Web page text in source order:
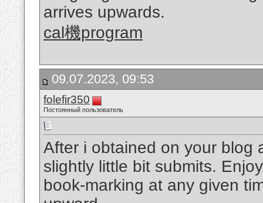
arrives upwards.
cal機program
09.07.2023, 09:53
folefir350
Постоянный пользователь
After i obtained on your blog
slightly little bit submits.
book-marking at any given